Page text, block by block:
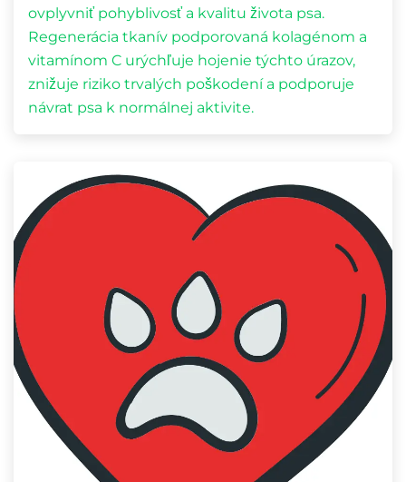
ovplyvniť pohyblivosť a kvalitu života psa.
Regenerácia tkanív podporovaná kolagénom a
vitamínom C urýchľuje hojenie týchto úrazov,
znižuje riziko trvalých poškodení a podporuje
návrat psa k normálnej aktivite.